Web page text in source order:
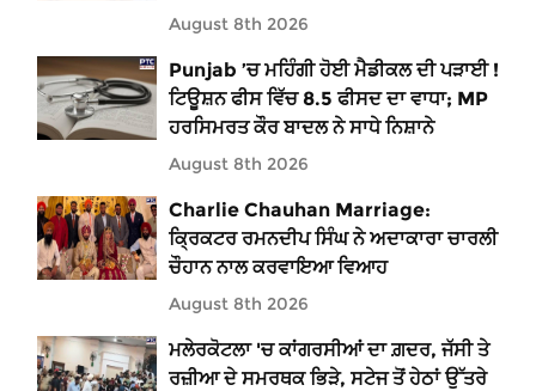
August 8th 2026
Punjab ’ਚ ਮਹਿੰਗੀ ਹੋਈ ਮੈਡੀਕਲ ਦੀ ਪੜਾਈ !
ਟਿਊਸ਼ਨ ਫੀਸ ਵਿੱਚ 8.5 ਫੀਸਦ ਦਾ ਵਾਧਾ; MP
ਹਰਸਿਮਰਤ ਕੌਰ ਬਾਦਲ ਨੇ ਸਾਧੇ ਨਿਸ਼ਾਨੇ
August 8th 2026
Charlie Chauhan Marriage:
ਕ੍ਰਿਕਟਰ ਰਮਨਦੀਪ ਸਿੰਘ ਨੇ ਅਦਾਕਾਰਾ ਚਾਰਲੀ
ਚੌਹਾਨ ਨਾਲ ਕਰਵਾਇਆ ਵਿਆਹ
August 8th 2026
ਮਲੇਰਕੋਟਲਾ 'ਚ ਕਾਂਗਰਸੀਆਂ ਦਾ ਗ਼ਦਰ, ਜੱਸੀ ਤੇ
ਰਜ਼ੀਆ ਦੇ ਸਮਰਥਕ ਭਿੜੇ, ਸਟੇਜ ਤੋਂ ਹੇਠਾਂ ਉੱਤਰੇ